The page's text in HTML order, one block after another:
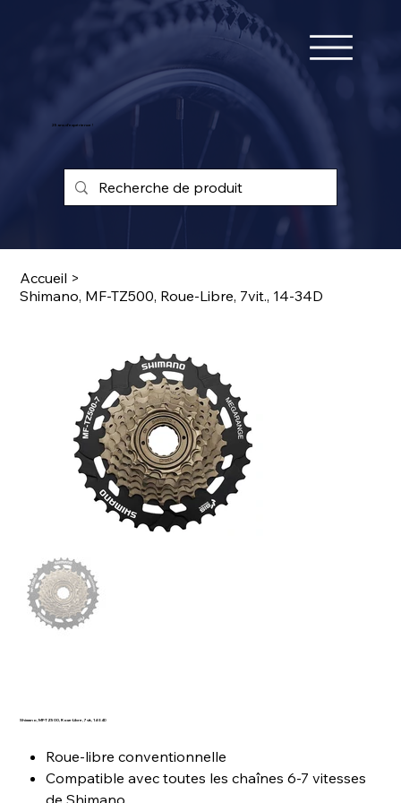
25 ans d'expérience !
Accueil >
Shimano, MF-TZ500, Roue-Libre, 7vit., 14-34D
Shimano, MF-TZ500, Roue-Libre, 7vit., 14-34D
Roue-libre conventionnelle
Compatible avec toutes les chaînes 6-7 vitesses